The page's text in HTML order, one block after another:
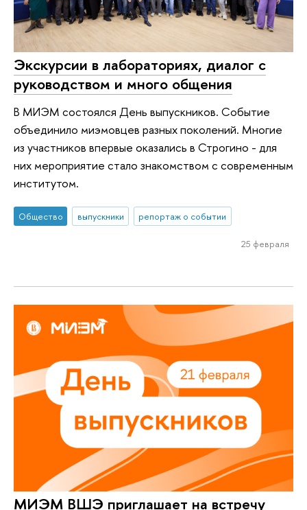
Экскурсии в лабораториях, диалог с
руководством и много общения
В МИЭМ состоялся День выпускников. Событие
объединило миэмовцев разных поколений. Многие
из участников впервые оказались в Строгино - для
них мероприятие стало знакомством с современным
институтом.
Общество выпускники репортаж о событии
25 февраля
МИЭМ ВШЭ приглашает на встречу